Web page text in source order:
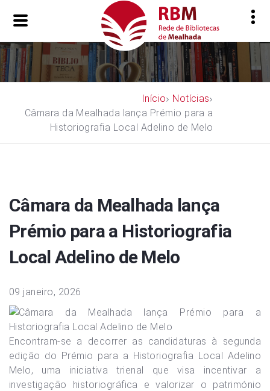
Início
Notícias
Câmara da Mealhada lança Prémio para a
Historiografia Local Adelino de Melo
Câmara da Mealhada lança
Prémio para a Historiografia
Local Adelino de Melo
09 janeiro, 2026
Encontram-se a decorrer as candidaturas à segunda
edição do Prémio para a Historiografia Local Adelino
Melo, uma iniciativa trienal que visa incentivar a
investigação historiográfica e valorizar o património